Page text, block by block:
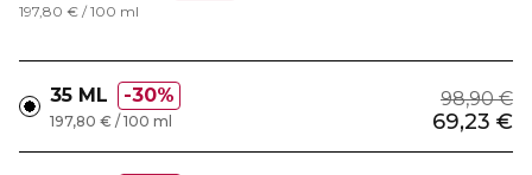
197,80 € / 100 ml
35 ML 30% 98,90 €
69,23 €
197,80 € / 100 ml